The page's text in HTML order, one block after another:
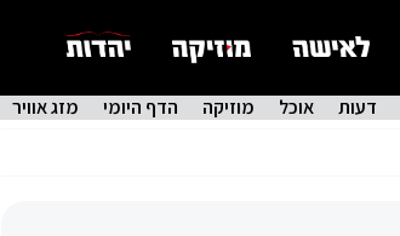
דעות אוכל מוזיקה הדף היומי מזג אוויר